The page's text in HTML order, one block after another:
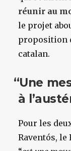
réunir au
le projet
proposition
catalan.
“Une
à
Pour les
Raventós, le